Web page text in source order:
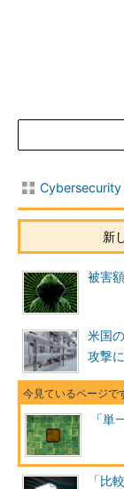
Cybersecurity
新
被害
米国
攻撃
「
「比